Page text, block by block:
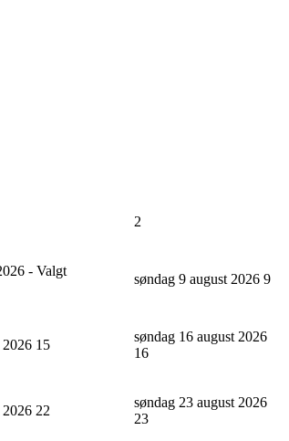
2
- Valgt
søndag 9 august 2026 9
2026 15
søndag 16 august 2026
16
2026 22
søndag 23 august 2026
23